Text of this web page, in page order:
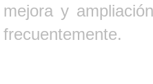
mejora y
frecuentemente.